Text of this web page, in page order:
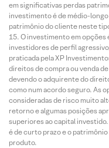
em significativas perdas
investimento é de médio-
patrimônio do cliente neste
O investimento em
investidores de perfil
praticada pela XP
direitos de compra ou venda
devendo o adquirente do
como num acordo seguro. As
consideradas de risco muito
retorno e algumas posições
superiores ao capital
é de curto prazo e o
produto.